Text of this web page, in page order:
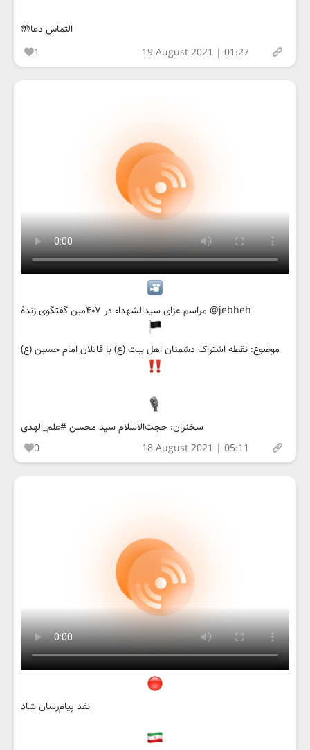
التماس دعا🤲
1
19 August 2021 | 01:27
مراسم عزای سیدالشهداء در ۴۰۷مین گفتگوی زندهٔ @jebheh
موضوع: نقطه اشتراک دشمنان اهل بیت (ع) با قاتلان امام حسین (ع)
سخنران: حجت‌الاسلام سید محسن #علم_الهدی
0
18 August 2021 | 05:11
نقد پیام‌رسان شاد